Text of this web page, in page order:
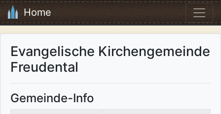
Home
Evangelische Kirchengemeinde
Freudental
Gemeinde-Info